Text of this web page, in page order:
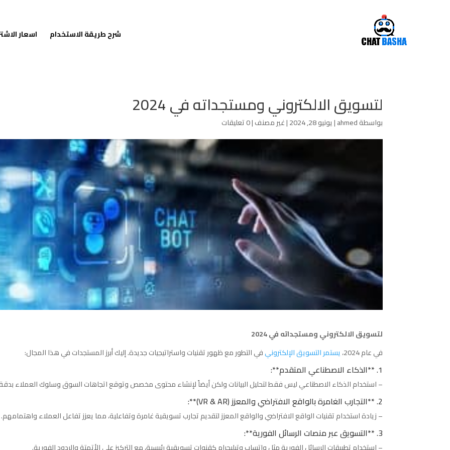
شرح طريقة الاستخدام اسعار
لتسويق الالكتروني ومستجداته في 2024
بواسطةahmed
|يونيو 28, 2024 |غير مصنف|0 تعليقات
لتسويق الالكتروني ومستجداته في 2024
في عام 2024،
يستمر التسويق الإلكترونيفي التطور مع ظهور تقنيات واستراتيجيات جديدة. إليك أبرز المستجدات في هذا المجال:
1. **الذكاء الاصطناعي المتقدم**:
– استخدام الذكاء الاصطناعي ليس فقط لتحليل البيانات ولكن أيضاً لإنشاء محتوى مخصص وتوقع اتجاهات السوق وسلوك العملاء بدقة
2. **التجارب الغامرة بالواقع الافتراضي والمعزز (VR & AR)**:
– زيادة استخدام تقنيات الواقع الافتراضي والواقع المعزز لتقديم تجارب تسويقية غامرة وتفاعلية، مما يعزز تفاعل العملاء واهتمامهم.
3. **التسويق عبر منصات الرسائل الفورية**: